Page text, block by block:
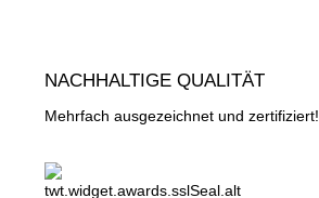
NACHHALTIGE QUALITÄT
Mehrfach ausgezeichnet und zertifiziert!